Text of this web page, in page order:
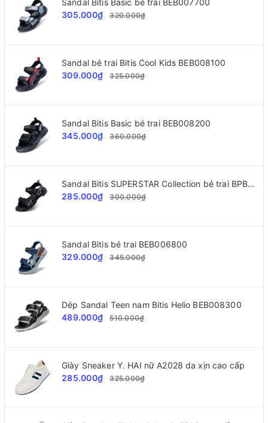
Sandal Bitis Basic bé trai BEB007700
305.000₫
320.000₫
Sandal bé trai Bitis Cool Kids BEB008100
309.000₫
325.000₫
Sandal Bitis Basic bé trai BEB008200
345.000₫
360.000₫
Sandal Bitis SUPERSTAR Collection bé trai BPB002300
285.000₫
300.000₫
Sandal Bitis bé trai BEB006800
329.000₫
345.000₫
Dép Sandal Teen nam Bitis Helio BEB008300
489.000₫
510.000₫
Giày Sneaker Y. HAI nữ A2028 da xịn cao cấp
285.000₫
325.000₫